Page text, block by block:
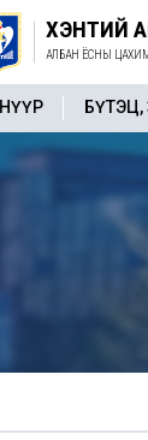
ХЭНТИЙ
АЛБАН ЁСНЫ
НҮҮР